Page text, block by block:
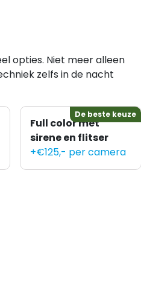
opties. Niet meer alleen
zelfs in de nacht
De beste keuze
Full color met
sirene en flitser
+€125,- per camera